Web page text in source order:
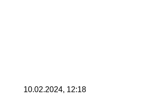
10.02.2024, 12:18